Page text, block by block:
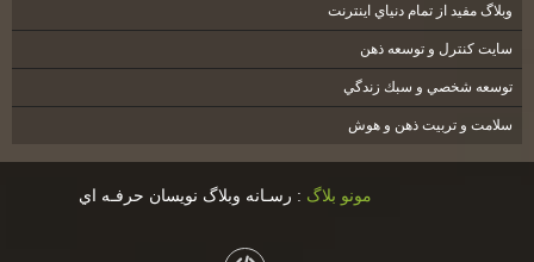
وبلاگ مفيد از تمام دنياي اينترنت
سايت كنترل و توسعه ذهن
توسعه شخصي و سبك زندگي
سلامت و تربيت ذهن و هوش
مونو بلاگ : رسـانه وبلاگ نويسان حرفـه اي